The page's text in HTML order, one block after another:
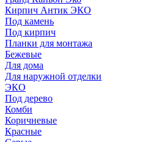
Кирпич Антик ЭКО
Под камень
Под кирпич
Планки для монтажа
Бежевые
Для дома
Для наружной отделки
ЭКO
Под дерево
Комби
Коричневые
Красные